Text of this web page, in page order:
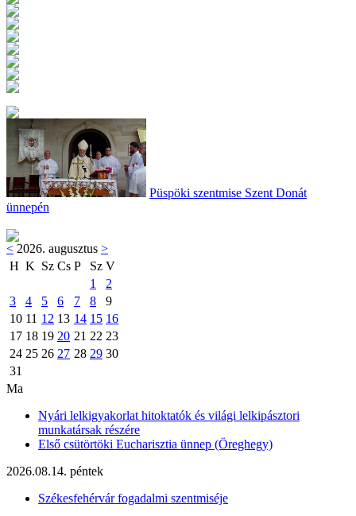
Püspöki szentmise Szent Donát
ünnepén
< 2026. augusztus >
H K Sz Cs P Sz V
1
2
3
4 5 6 7 8
9
10 11 12 13 14 15 16
17 18 19 20 21 22 23
24 25 26 27 28 29 30
31
Ma
Nyári lelkigyakorlat hitoktatók és világi lelkipásztori
munkatársak részére
Első csütörtöki Eucharisztia ünnep (Öreghegy)
2026.08.14. péntek
Székesfehérvár fogadalmi szentmiséje